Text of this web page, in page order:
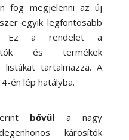
fog megjelenni az új
egyik legfontosabb
Ez a rendelet a
és termékek
listákat tartalmazza. A
én lép hatályba.
bővül
a nagy
károsítók